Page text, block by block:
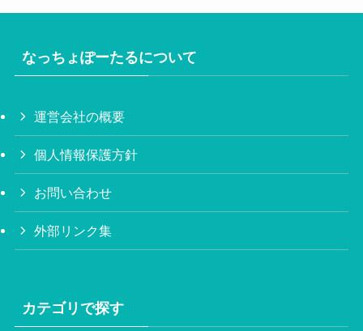
なっちょぽーたるについて
運営会社の概要
個人情報保護方針
お問い合わせ
外部リンク集
カテゴリで探す